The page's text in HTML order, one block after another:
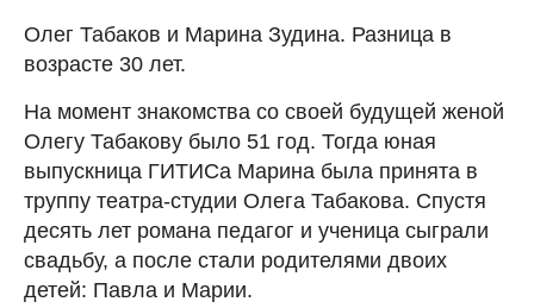
Олег Табаков и Марина Зудина. Разница в
возрасте 30 лет.
На момент знакомства со своей будущей женой
Олегу Табакову было 51 год. Тогда юная
выпускница ГИТИСа Марина была принята в
труппу театра-студии Олега Табакова. Спустя
десять лет романа педагог и ученица сыграли
свадьбу, а после стали родителями двоих
детей: Павла и Марии.